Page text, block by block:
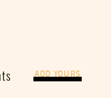
ADD YOURS